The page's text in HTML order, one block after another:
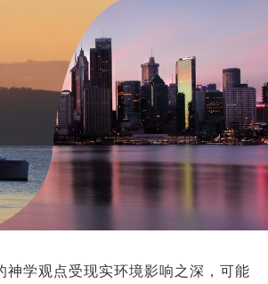
神学观点受现实环境影响之深，可能